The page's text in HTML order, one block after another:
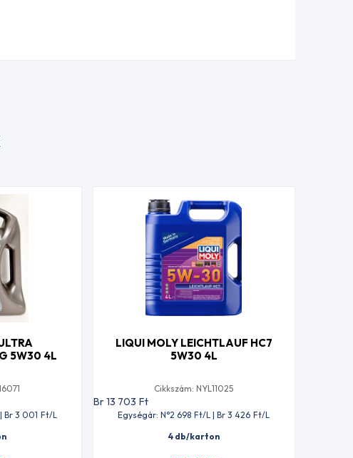
5W30 4L
Br 3 001 Ft/L
LIQUI MOLY LEICHTLAUF HC7
5W30 4L
Cikkszám: NYL11025
Br 13 703 Ft
Egységár: N°2 698 Ft/L | Br 3 426 Ft/L
4 db/karton